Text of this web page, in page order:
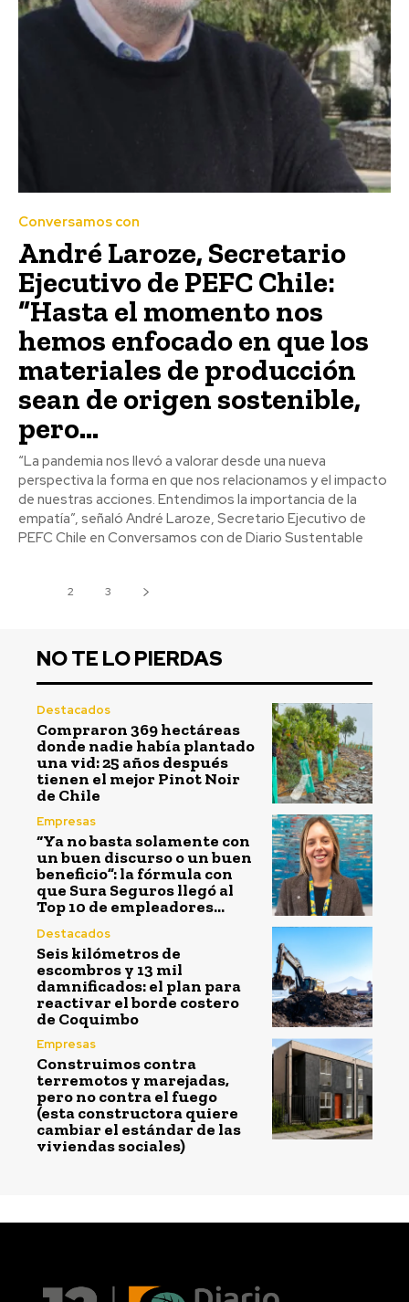
Conversamos con
André Laroze, Secretario
Ejecutivo de PEFC Chile:
“Hasta el momento nos
hemos enfocado en que los
materiales de producción
sean de origen sostenible,
pero...
“La pandemia nos llevó a valorar desde una nueva
perspectiva la forma en que nos relacionamos y el impacto
de nuestras acciones. Entendimos la importancia de la
empatía”, señaló André Laroze, Secretario Ejecutivo de
PEFC Chile en Conversamos con de Diario Sustentable
2 3
NO TE LO PIERDAS
Destacados
Compraron 369 hectáreas
donde nadie había plantado
una vid: 25 años después
tienen el mejor Pinot Noir
de Chile
Empresas
“Ya no basta solamente con
un buen discurso o un buen
beneficio”: la fórmula con
que Sura Seguros llegó al
Top 10 de empleadores...
Destacados
Seis kilómetros de
escombros y 13 mil
damnificados: el plan para
reactivar el borde costero
de Coquimbo
Empresas
Construimos contra
terremotos y marejadas,
pero no contra el fuego
(esta constructora quiere
cambiar el estándar de las
viviendas sociales)